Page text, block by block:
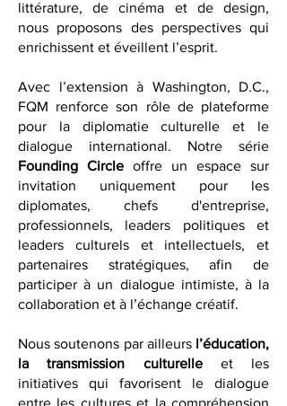
ainsi que nos critiques d’art, de
littérature, de cinéma et de design,
nous proposons des perspectives qui
Avec l’extension à Washington, D.C.,
FQM renforce son rôle de plateforme
pour la diplomatie culturelle et le
dialogue international. Notre série
Founding Circleoffre un espace sur
invitation uniquement pour les
diplomates, chefs d'entreprise,
professionnels, leaders politiques et
leaders culturels et intellectuels, et
partenaires stratégiques, afin de
participer à un dialogue intimiste, à la
Nous soutenons par ailleursl’éducation,
la transmission culturelleet les